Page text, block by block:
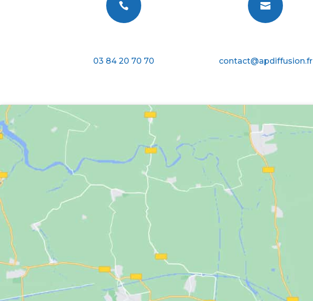

03 84 20 70 70

contact@apdiffusion.fr